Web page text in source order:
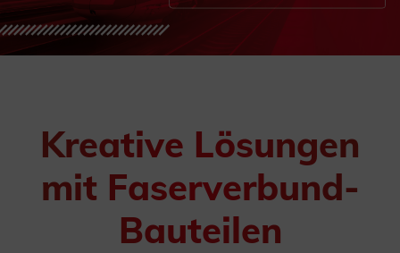
Kreative Lösungen
mit Faserverbund-
Bauteilen